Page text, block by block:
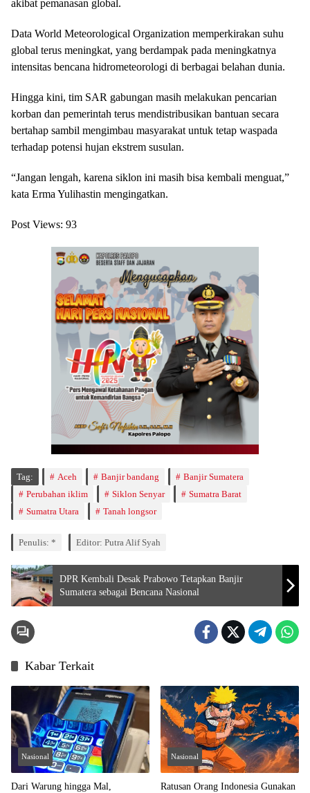
akibat pemanasan global.
Data World Meteorological Organization memperkirakan suhu
global terus meningkat, yang berdampak pada meningkatnya
intensitas bencana hidrometeorologi di berbagai belahan dunia.
Hingga kini, tim SAR gabungan masih melakukan pencarian
korban dan pemerintah terus mendistribusikan bantuan secara
bertahap sambil mengimbau masyarakat untuk tetap waspada
terhadap potensi hujan ekstrem susulan.
“Jangan lengah, karena siklon ini masih bisa kembali menguat,”
kata Erma Yulihastin mengingatkan.
Post Views: 93
Tag: Aceh Banjir bandang
Banjir Sumatera
Perubahan iklim
Siklon Senyar
Sumatra Barat
Sumatra Utara
Tanah longsor
Penulis: * Editor: Putra Alif Syah
DPR Kembali Desak Prabowo Tetapkan Banjir
Sumatera sebagai Bencana Nasional
Kabar Terkait
Nasional
Dari Warung hingga Mal,
Nasional
Ratusan Orang Indonesia Gunakan